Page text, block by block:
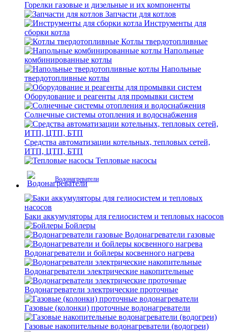
Горелки газовые и дизельные и их компоненты
Запчасти для котлов
Инструменты для
сборки котла
Котлы твердотопливные
Напольные
комбинированные котлы
Напольные
твердотопливные котлы
Оборудование и реагенты для промывки систем
Солнечные системы отопления и водоснабжения
Средства автоматизации котельных, тепловых сетей,
ИТП, ЦТП, БТП
Тепловые насосы
Водонагреватели
Баки аккумуляторы для гелиосистем и тепловых насосов
Бойлеры
Водонагреватели газовые
Водонагреватели и бойлеры косвенного нагрева
Водонагреватели электрические накопительные
Водонагреватели электрические проточные
Газовые (колонки) проточные водонагреватели
Газовые накопительные водонагреватели (водогреи)